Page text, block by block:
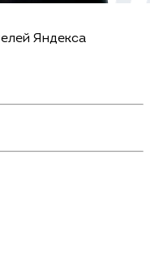
Яндекса